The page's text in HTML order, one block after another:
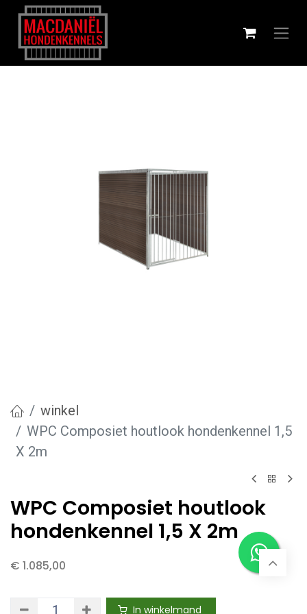
winkel
WPC Composiet houtlook hondenkennel 1,5
X 2m
WPC Composiet houtlook
hondenkennel 1,5 X 2m
€ 1.085,00
In winkelmand